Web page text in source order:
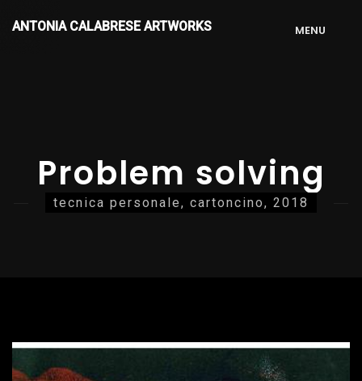
ANTONIA CALABRESE ARTWORKS MENU
Problem solving
tecnica personale, cartoncino, 2018